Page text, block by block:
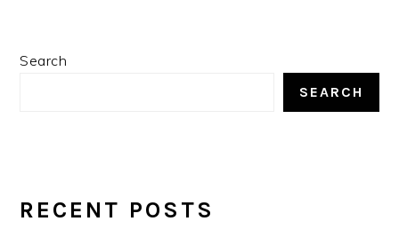
PRIMARY
Search
SEARCH
RECENT POSTS